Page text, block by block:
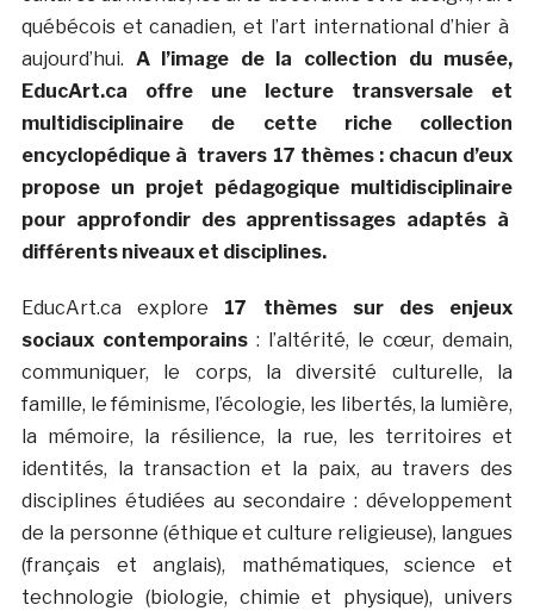
québécois et canadien, et l’art international d’hier à
aujourd’hui. A l’image de la collection du musée,
EducArt.ca offre une lecture transversale et
multidisciplinaire de cette riche collection
encyclopédique à travers 17 thèmes : chacun d’eux
propose un projet pédagogique multidisciplinaire
pour approfondir des apprentissages adaptés à
différents niveaux et disciplines.
EducArt.ca explore 17 thèmes sur des enjeux
sociaux contemporains: l’altérité, le cœur, demain,
communiquer, le corps, la diversité culturelle, la
famille, le féminisme, l’écologie, les libertés, la lumière,
la mémoire, la résilience, la rue, les territoires et
identités, la transaction et la paix, au travers des
disciplines étudiées au secondaire : développement
de la personne (éthique et culture religieuse), langues
(français et anglais), mathématiques, science et
technologie (biologie, chimie et physique), univers